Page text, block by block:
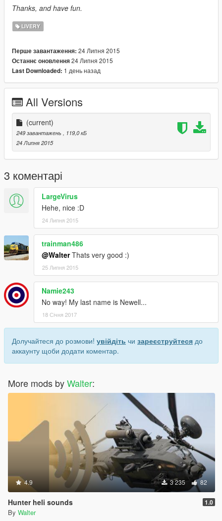
Thanks, and have fun.
LIVERY
Перше завантаження: 24 Липня 2015
Останнє оновлення24 Липня 2015
Last Downloaded: 1 день назад
All Versions
(current)
249 завантажень
, 119,0 кБ
24 Липня 2015
3 коментарі
LargeVirus
Hehe, nice :D
24 Липня 2015
trainman486
@WalterThats very good :)
25 Липня 2015
Namie243
No way! My last name is Newell...
18 Січня 2017
Долучайтеся до розмови! увійдіть чи зареєструйтеся до
аккаунту щоби додати коментар.
More mods byWalter:
4.9 3 235 82
Hunter heli sounds 1.0
By Walter